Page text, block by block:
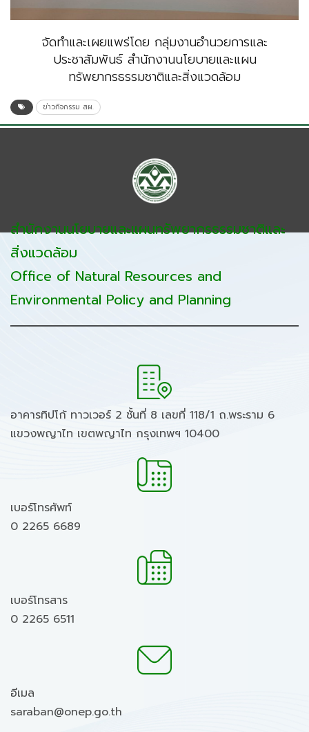
จัดทำและเผยแพร่โดย กลุ่มงานอำนวยการและ
ประชาสัมพันธ์ สำนักงานนโยบายและแผน
ทรัพยากรธรรมชาติและสิ่งแวดล้อม
ข่าวกิจกรรม สผ.
สำนักงานนโยบายและแผนทรัพยากรธรรมชาติและ
สิ่งแวดล้อม
Office of Natural Resources and
Environmental Policy and Planning
อาคารทิปโก้ ทาวเวอร์ 2 ชั้นที่ 8 เลขที่ 118/1 ถ.พระราม 6
แขวงพญาไท เขตพญาไท กรุงเทพฯ 10400
เบอร์โทรศัพท์
0 2265 6689
เบอร์โทรสาร
0 2265 6511
อีเมล
saraban@onep.go.th